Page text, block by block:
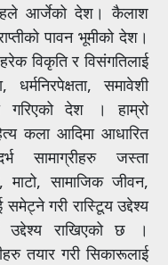
आर्जेको देश। कैलाश
पावन भूमीको देश।
विकृति र विसंगतिलाई
समावेशी
गरिएको देश । हाम्रो
कला आदिमा आधारित
सामाग्रीहरु जस्ता
माटो, सामाजिक जीवन,
समेट्ने गरी रास्टिूय उद्देश्य
उद्देश्य राखिएको छ ।
तयार गरी सिकारूलाई